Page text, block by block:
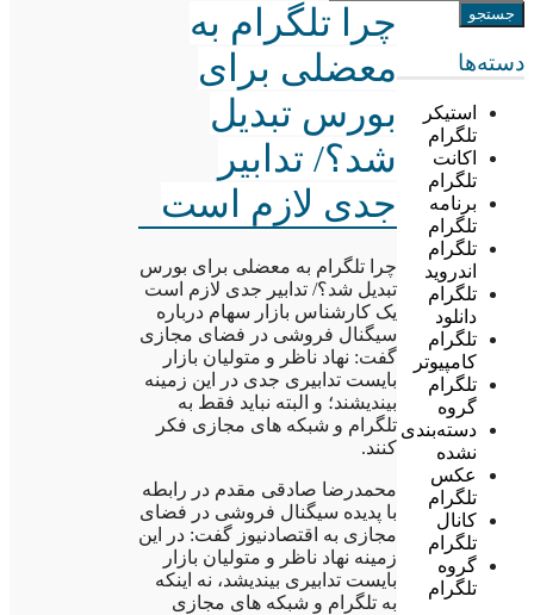
دسته‌ها
استیکر
تلگرام
اکانت
تلگرام
برنامه
تلگرام
تلگرام
اندروید
تلگرام
دانلود
تلگرام
کامپیوتر
تلگرام
گروه
دسته‌بندی
نشده
عکس
تلگرام
کانال
تلگرام
گروه
تلگرام
چرا تلگرام به
معضلی برای
بورس تبدیل
شد؟/ تدابیر
جدی لازم است
چرا تلگرام به معضلی برای بورس
تبدیل شد؟/ تدابیر جدی لازم است
یک کارشناس بازار سهام درباره
سیگنال فروشی در فضای مجازی
گفت: نهاد ناظر و متولیان بازار
بایست تدابیری جدی در این زمینه
بیندیشند؛ و البته نباید فقط به
تلگرام و شبکه های مجازی فکر
کنند.
محمدرضا صادقی مقدم در رابطه
با پدیده سیگنال فروشی در فضای
مجازی به اقتصادنیوز گفت: در این
زمینه نهاد ناظر و متولیان بازار
بایست تدابیری بیندیشد، نه اینکه
به تلگرام و شبکه های مجازی